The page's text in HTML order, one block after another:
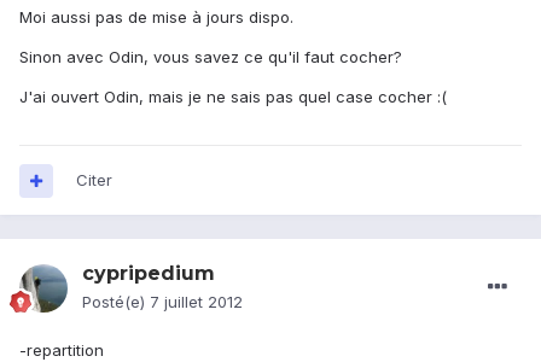
Moi aussi pas de mise à jours dispo.
Sinon avec Odin, vous savez ce qu'il faut cocher?
J'ai ouvert Odin, mais je ne sais pas quel case cocher :(
Citer
cypripedium
Posté(e) 7 juillet 2012
-repartition